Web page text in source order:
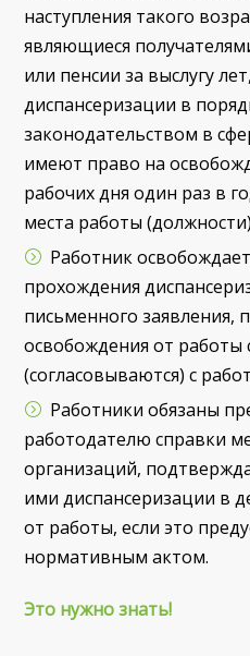
наступления такого
являющиеся
или пенсии за выслугу
диспансеризации в
законодательством в
имеют право на
рабочих дня один раз в
места работы
Работник
прохождения
письменного заявления,
освобождения от работы
(согласовываются) с
Работники обязаны
работодателю справки
организаций,
ими диспансеризации в
от работы, если это
нормативным актом.
Это нужно знать!